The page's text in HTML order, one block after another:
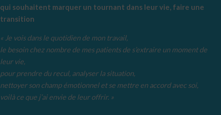
qui souhaitent marquer un tournant dans leur vie, faire une
transition
« Je vois dans le quotidien de mon travail,
le besoin chez nombre de mes patients de s’extraire un moment de
leur vie,
pour prendre du recul, analyser la situation,
nettoyer son champ émotionnel et se mettre en accord avec soi,
voilà ce que j’ai envie de leur offrir. »